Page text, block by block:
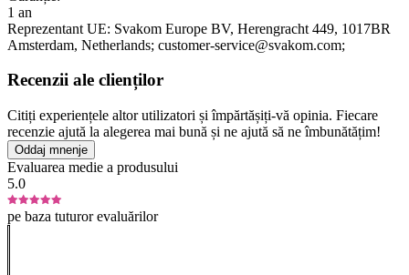
1 an
Reprezentant UE: Svakom Europe BV, Herengracht 449, 1017BR
Amsterdam, Netherlands; customer-service@svakom.com;
Recenzii ale clienților
Citiți experiențele altor utilizatori și împărtășiți-vă opinia. Fiecare
recenzie ajută la alegerea mai bună și ne ajută să ne îmbunătățim!
Oddaj mnenje
Evaluarea medie a produsului
5.0
pe baza tuturor evaluărilor